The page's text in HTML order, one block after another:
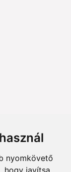
nyomkövető
hogy javítsa